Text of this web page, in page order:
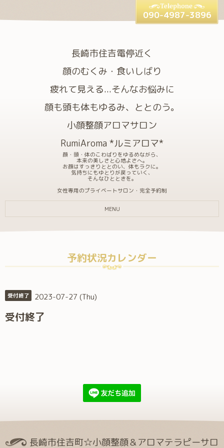
長崎市住吉電停近く
顔のむくみ・食いしばり
疲れて見える...そんなお悩みに
顔も頭も体もゆるみ、ととのう。
小顔整顔アロマサロン
RumiAroma *ルミアロマ*
顔・頭・体のこわばりをゆるめながら、
本来の美しさと心地よさへ。
お顔はすっきりととのい、体もラクに。
気持ちにもゆとりが戻っていく、
そんなひとときを。
女性専用のプライベートサロン・完全予約制
090-4987-3896
MENU
予約状況カレンダー
受付終了 2023-07-27 (Thu)
受付終了
長崎市住吉町☆小顔整顔＆アロマテラピーサロ